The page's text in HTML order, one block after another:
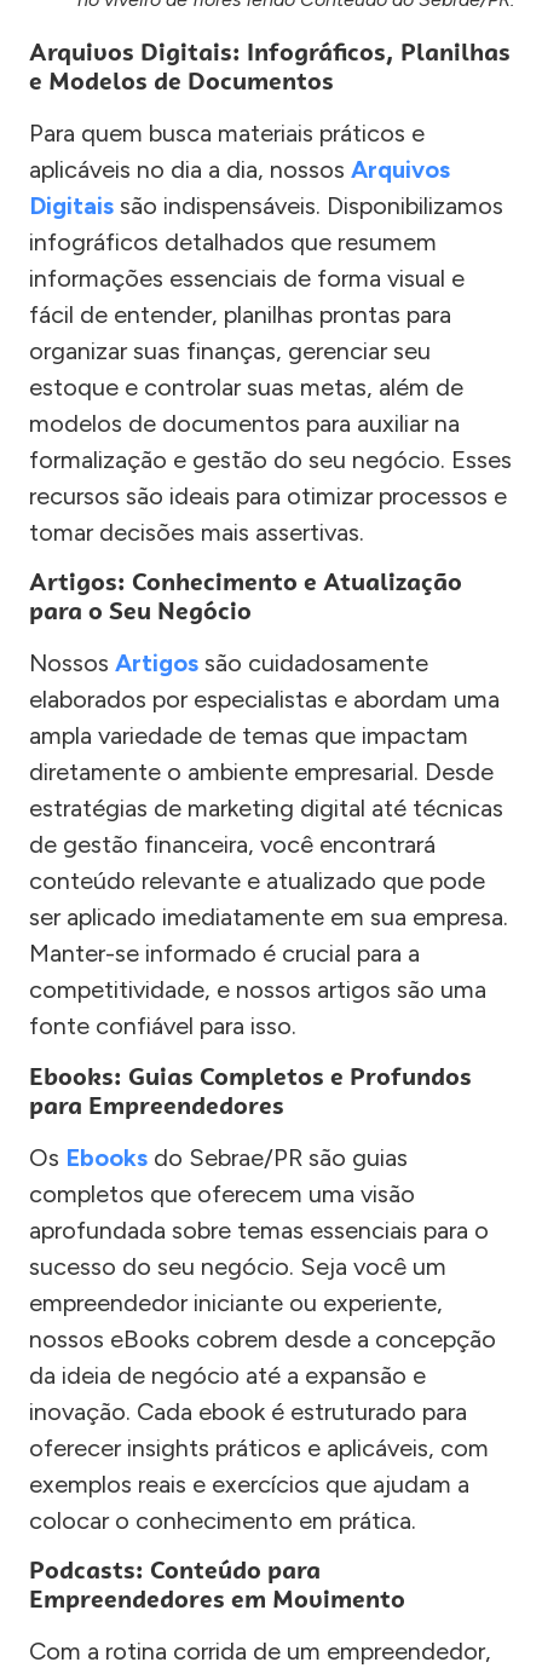
Arquivos Digitais: Infográficos, Planilhas
e Modelos de Documentos
Para quem busca materiais práticos e
aplicáveis no dia a dia, nossos Arquivos
Digitais são indispensáveis. Disponibilizamos
infográficos detalhados que resumem
informações essenciais de forma visual e
fácil de entender, planilhas prontas para
organizar suas finanças, gerenciar seu
estoque e controlar suas metas, além de
modelos de documentos para auxiliar na
formalização e gestão do seu negócio. Esses
recursos são ideais para otimizar processos e
tomar decisões mais assertivas.
Artigos: Conhecimento e Atualização
para o Seu Negócio
Nossos Artigos são cuidadosamente
elaborados por especialistas e abordam uma
ampla variedade de temas que impactam
diretamente o ambiente empresarial. Desde
estratégias de marketing digital até técnicas
de gestão financeira, você encontrará
conteúdo relevante e atualizado que pode
ser aplicado imediatamente em sua empresa.
Manter-se informado é crucial para a
competitividade, e nossos artigos são uma
fonte confiável para isso.
Ebooks: Guias Completos e Profundos
para Empreendedores
Os Ebooks do Sebrae/PR são guias
completos que oferecem uma visão
aprofundada sobre temas essenciais para o
sucesso do seu negócio. Seja você um
empreendedor iniciante ou experiente,
nossos eBooks cobrem desde a concepção
da ideia de negócio até a expansão e
inovação. Cada ebook é estruturado para
oferecer insights práticos e aplicáveis, com
exemplos reais e exercícios que ajudam a
colocar o conhecimento em prática.
Podcasts: Conteúdo para
Empreendedores em Movimento
Com a rotina corrida de um empreendedor,